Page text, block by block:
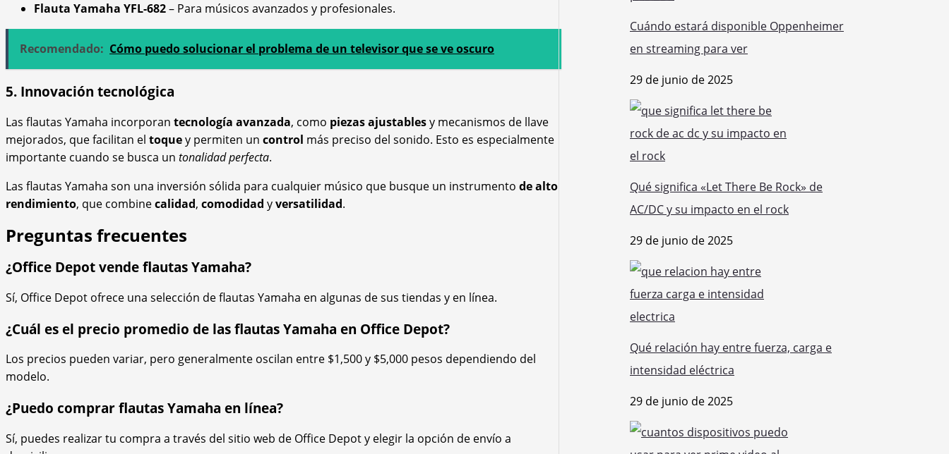
Flauta Yamaha YFL-682– Para músicos avanzados y profesionales.
Recomendado: Cómo puedo solucionar el problema de un televisor que se ve oscuro
5. Innovación tecnológica
Las flautas Yamaha incorporan tecnología avanzada, como piezas ajustablesy mecanismos de llave
mejorados, que facilitan el toquey permiten un control más preciso del sonido. Esto es especialmente
importante cuando se busca un tonalidad perfecta.
Las flautas Yamaha son una inversión sólida para cualquier músico que busque un instrumento de alto
rendimiento, que combinecalidad, comodidad yversatilidad.
Preguntas frecuentes
¿Office Depot vende flautas Yamaha?
Sí, Office Depot ofrece una selección de flautas Yamaha en algunas de sus tiendas y en línea.
¿Cuál es el precio promedio de las flautas Yamaha en Office Depot?
Los precios pueden variar, pero generalmente oscilan entre $1,500 y $5,000 pesos dependiendo del
modelo.
¿Puedo comprar flautas Yamaha en línea?
Sí, puedes realizar tu compra a través del sitio web de Office Depot y elegir la opción de envío a
Cuándo estará disponible Oppenheimer
en streaming para ver
29 de junio de 2025
Qué significa «Let There Be Rock» de
AC/DC y su impacto en el rock
29 de junio de 2025
Qué relación hay entre fuerza, carga e
intensidad eléctrica
29 de junio de 2025